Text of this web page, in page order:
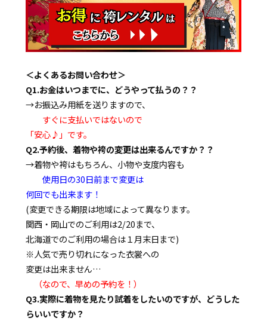
＜よくあるお問い合わせ＞
Q1.お金はいつまでに、どうやって払うの？？
→お振込み用紙を送りますので、
すぐに支払いではないので
「安心♪」です。
Q2.予約後、着物や袴の変更は出来るんですか？？
→着物や袴はもちろん、小物や支度内容も
使用日の30日前まで変更は
何回でも出来ます！
(変更できる期限は地域によって異なります。
関西・岡山でのご利用は2/20まで、
北海道でのご利用の場合は１月末日まで)
※人気で売り切れになった衣裳への
変更は出来ません…
（なので、早めの予約を！）
Q3.実際に着物を見たり試着をしたいのですが、どうした
らいいですか？